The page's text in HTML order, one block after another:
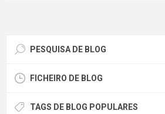
PESQUISA DE BLOG
FICHEIRO DE BLOG
TAGS DE BLOG POPULARES